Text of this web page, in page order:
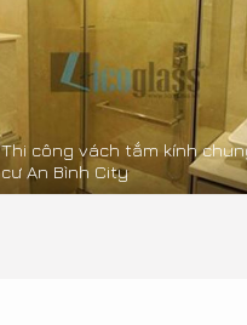
Thi công vách tắm kính
cư An Bình City